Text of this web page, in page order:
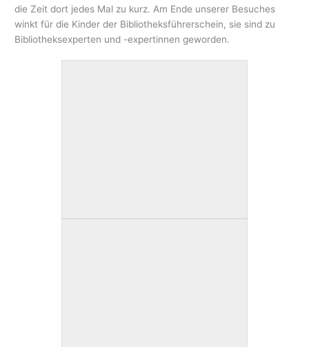
die Zeit dort jedes Mal zu kurz. Am Ende unserer Besuches
winkt für die Kinder der Bibliotheksführerschein, sie sind zu
Bibliotheksexperten und -expertinnen geworden.